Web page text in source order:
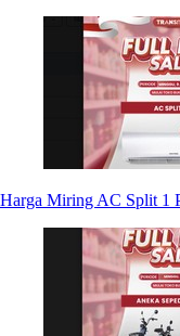
Harga Miring AC Split 1